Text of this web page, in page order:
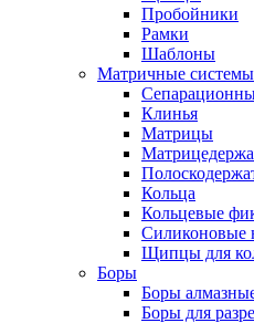
Пробойники
Рамки
Шаблоны
Матричные системы
Клинья
Матрицы
Кольца
Кольцевые
Силиконовые
Щипцы для
Боры
Боры
Боры для